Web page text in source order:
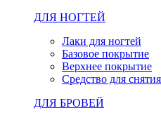
ДЛЯ НОГТЕЙ
Лаки для ногтей
Базовое покрытие
Верхнее покрытие
Средство для
ДЛЯ БРОВЕЙ